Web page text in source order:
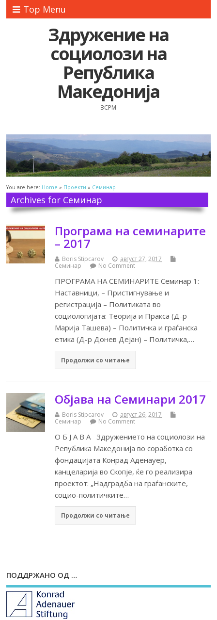
Top Menu
Здружение на
социолози на
Република
Македонија
ЗСРМ
You are here: Home » Проекти » Семинар
Archives for Семинар
Програма на семинарите
– 2017
Boris Stipcarov
август 27, 2017
Семинар
No Comment
ПРОГРАМА НА СЕМИНАРИТЕ Семинар 1:
Наставници, – Пристигнување и
регистрација – Политиката во
социологијата: Теорија и Пракса (Д-р
Марија Ташева) – Политичка и граѓанска
етика (Д-р Донев Дејан) – Политичка,…
Продолжи со читање
Објава на Семинари 2017
Boris Stipcarov
август 26, 2017
Семинар
No Comment
О Б Ј А В А Здружението на социолози на
Република Македонија во соработка со
фондацијата Конрад Аденауер,
канцеларија во Скопје, ќе го реализира
проектот: „Надградба на граѓанските,
социо-политичките…
Продолжи со читање
ПОДДРЖАНО ОД …